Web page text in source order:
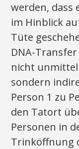
werden, dass
im Hinblick
Tüte
DNA-
nicht
sondern
Person 1 zu
den Tatort
Personen in
Trinköffnung